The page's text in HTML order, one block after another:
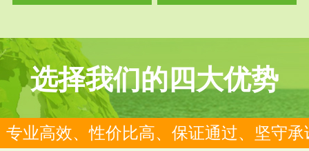
选择我们的四大优势
专业高效、性价比高、保证通过、坚守承